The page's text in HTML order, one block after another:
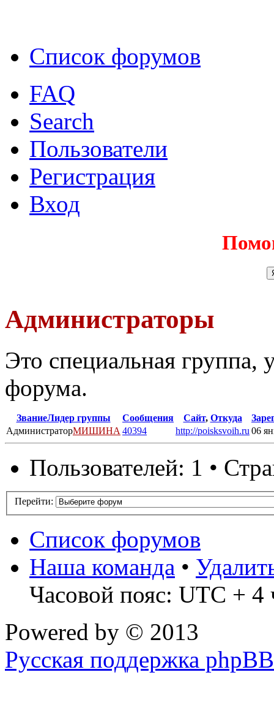
Список форумов
FAQ
Search
Пользователи
Регистрация
Вход
Администраторы
Это специальная группа,
форума.
ЗваниеЛидер группы Сообщения Сайт, Откуда
АдминистраторМИШИНА 40394 http://poisksvoih.ru 06
Пользователей: 1 •
Перейти:
Список форумов
Наша команда •
Часовой пояс: UTC + 4
Powered by © 2013
Русская поддержка phpBB